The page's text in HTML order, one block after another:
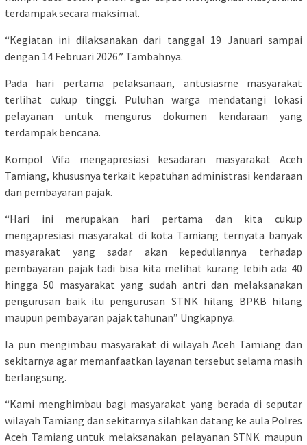
terdampak secara maksimal.
“Kegiatan ini dilaksanakan dari tanggal 19 Januari sampai
dengan 14 Februari 2026.” Tambahnya.
Pada hari pertama pelaksanaan, antusiasme masyarakat
terlihat cukup tinggi. Puluhan warga mendatangi lokasi
pelayanan untuk mengurus dokumen kendaraan yang
terdampak bencana.
Kompol Vifa mengapresiasi kesadaran masyarakat Aceh
Tamiang, khususnya terkait kepatuhan administrasi kendaraan
dan pembayaran pajak.
“Hari ini merupakan hari pertama dan kita cukup
mengapresiasi masyarakat di kota Tamiang ternyata banyak
masyarakat yang sadar akan kepeduliannya terhadap
pembayaran pajak tadi bisa kita melihat kurang lebih ada 40
hingga 50 masyarakat yang sudah antri dan melaksanakan
pengurusan baik itu pengurusan STNK hilang BPKB hilang
maupun pembayaran pajak tahunan” Ungkapnya.
Ia pun mengimbau masyarakat di wilayah Aceh Tamiang dan
sekitarnya agar memanfaatkan layanan tersebut selama masih
berlangsung.
“Kami menghimbau bagi masyarakat yang berada di seputar
wilayah Tamiang dan sekitarnya silahkan datang ke aula Polres
Aceh Tamiang untuk melaksanakan pelayanan STNK maupun